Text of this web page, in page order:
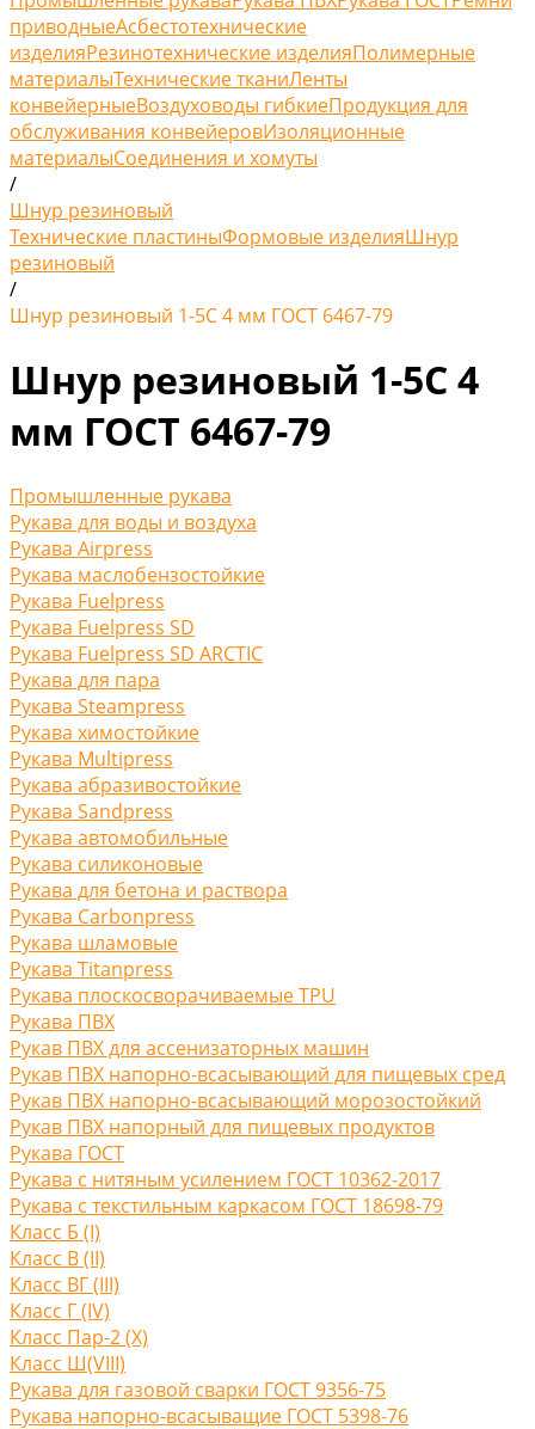
приводныеАсбестотехнические
изделияРезинотехнические изделияПолимерные
материалыТехнические тканиЛенты
конвейерныеВоздуховоды гибкиеПродукция для
обслуживания конвейеровИзоляционные
материалыСоединения и хомуты
/
Шнур резиновый
Технические пластиныФормовые изделияШнур
резиновый
/
Шнур резиновый 1-5С 4 мм ГОСТ 6467-79
Шнур резиновый 1-5С 4
мм ГОСТ 6467-79
Промышленные рукава
Рукава для воды и воздуха
Рукава Airpress
Рукава маслобензостойкие
Рукава Fuelpress
Рукава Fuelpress SD
Рукава Fuelpress SD ARCTIC
Рукава для пара
Рукава Steampress
Рукава химостойкие
Рукава Multipress
Рукава абразивостойкие
Рукава Sandpress
Рукава автомобильные
Рукава силиконовые
Рукава для бетона и раствора
Рукава Carbonpress
Рукава шламовые
Рукава Titanpress
Рукава плоскосворачиваемые TPU
Рукава ПВХ
Рукав ПВХ для ассенизаторных машин
Рукав ПВХ напорно-всасывающий для пищевых сред
Рукав ПВХ напорно-всасывающий морозостойкий
Рукав ПВХ напорный для пищевых продуктов
Рукава ГОСТ
Рукава с нитяным усилением ГОСТ 10362-2017
Рукава с текстильным каркасом ГОСТ 18698-79
Класс Б (I)
Класс В (II)
Класс ВГ (III)
Класс Г (IV)
Класс Пар-2 (X)
Класс Ш(VIII)
Рукава для газовой сварки ГОСТ 9356-75
Рукава напорно-всасыващие ГОСТ 5398-76